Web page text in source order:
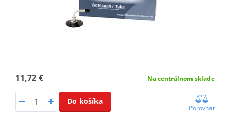
11,72 € Na centrálnom sklade
Do košíka
Porovnať